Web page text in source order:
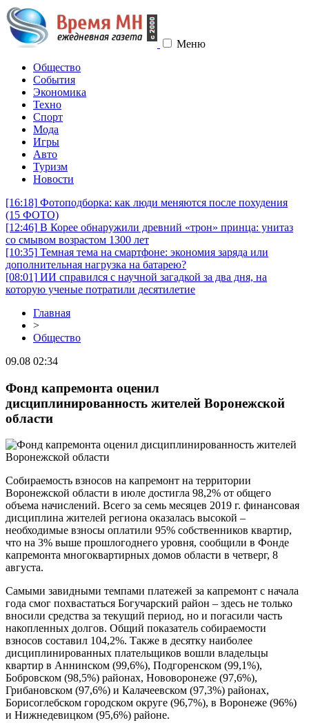
Меню
Общество
События
Экономика
Техно
Спорт
Мода
Игры
Авто
Туризм
Новости
[16:18] Фотоподборка: как люди меняются после похудения
(15 ФОТО)
[12:46] В Корее обнаружили древний «трон» принца: унитаз
со смывом возрастом 1300 лет
[10:35] Темная тема на смартфоне: экономия заряда или
дополнительная нагрузка на батарею?
[08:01] ИИ справился с научной загадкой за два дня, на
которую ученые потратили десятилетие
Главная
>
Общество
09.08 02:34
Фонд капремонта оценил
дисциплинированность жителей Воронежской
области
Собираемость взносов на капремонт на территории
Воронежской области в июле достигла 98,2% от общего
объема начислений. Всего за семь месяцев 2019 г. финансовая
дисциплина жителей региона оказалась высокой –
необходимые взносы оплатили 95% собственников квартир,
что на 3% выше прошлогоднего уровня, сообщили в Фонде
капремонта многоквартирных домов области в четверг, 8
августа.
Самыми завидными темпами платежей за капремонт с начала
года смог похвастаться Богучарский район – здесь не только
вносили средства за текущий период, но и погасили часть
накопленных долгов. Общий показатель собираемости
взносов составил 104,2%. Также в десятку наиболее
дисциплинированных плательщиков вошли владельцы
квартир в Аннинском (99,6%), Подгоренском (99,1%),
Бобровском (98,5%) районах, Нововоронеже (97,6%),
Грибановском (97,6%) и Калачеевском (97,3%) районах,
Борисоглебском городском округе (96,7%), в Воронеже (96%)
и Нижнедевицком (95,6%) районе.